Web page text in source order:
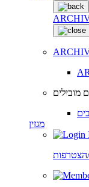
מובילים
מגזין